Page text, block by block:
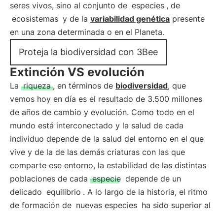
seres vivos, sino al conjunto de especies , de
ecosistemas y de la variabilidad genética presente
en una zona determinada o en el Planeta.
Proteja la biodiversidad con 3Bee
Extinción VS evolución
La riqueza , en términos de biodiversidad, que
vemos hoy en día es el resultado de 3.500 millones
de años de cambio y evolución. Como todo en el
mundo está interconectado y la salud de cada
individuo depende de la salud del entorno en el que
vive y de la de las demás criaturas con las que
comparte ese entorno, la estabilidad de las distintas
poblaciones de cada especie depende de un
delicado equilibrio . A lo largo de la historia, el ritmo
de formación de nuevas especies ha sido superior al